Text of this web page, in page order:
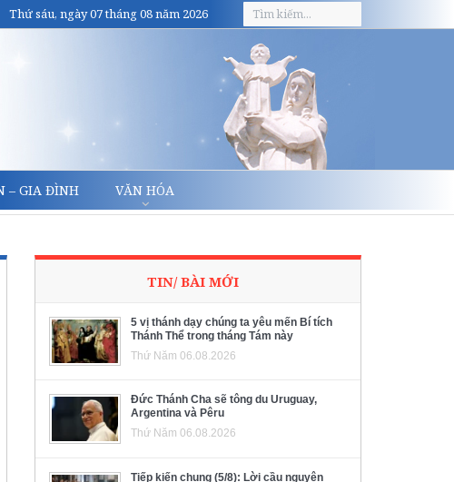
Thứ sáu, ngày 07 tháng 08 năm 2026
– GIA ĐÌNH VĂN HÓA
TIN/ BÀI MỚI
5 vị thánh dạy chúng ta yêu mến Bí tích
Thánh Thể trong tháng Tám này
Thứ Năm 06.08.2026
Đức Thánh Cha sẽ tông du Uruguay,
Argentina và Pêru
Thứ Năm 06.08.2026
Tiếp kiến chung (5/8): Lời cầu nguyện